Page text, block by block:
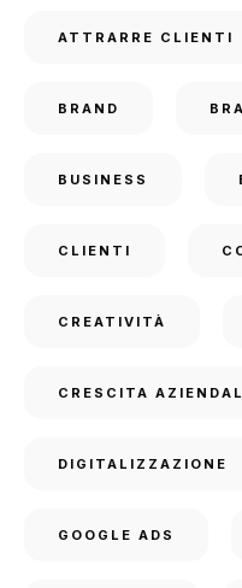
ATTRARRE CLIENTI
BRAND
BUSINESS
CLIENTI
CREATIVITÀ
CRESCITA
DIGITALIZZAZIONE
GOOGLE ADS